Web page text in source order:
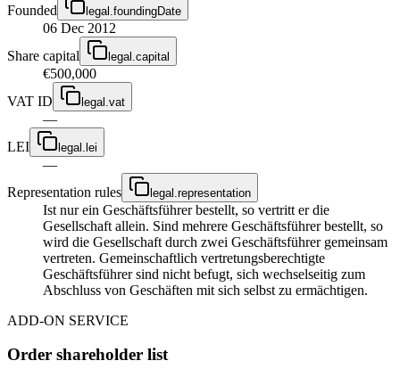
Founded
legal.foundingDate
06 Dec 2012
Share capital
legal.capital
€500,000
VAT ID
legal.vat
—
LEI
legal.lei
—
Representation rules
legal.representation
Ist nur ein Geschäftsführer bestellt, so vertritt er die
Gesellschaft allein. Sind mehrere Geschäftsführer bestellt, so
wird die Gesellschaft durch zwei Geschäftsführer gemeinsam
vertreten. Gemeinschaftlich vertretungsberechtigte
Geschäftsführer sind nicht befugt, sich wechselseitig zum
Abschluss von Geschäften mit sich selbst zu ermächtigen.
ADD-ON SERVICE
Order shareholder list